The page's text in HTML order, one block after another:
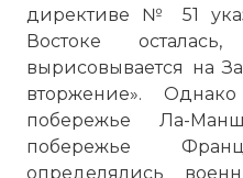
директиве № 51
Востоке
вырисовывается на
вторжение».
побережье Ла-
побережье
определялись